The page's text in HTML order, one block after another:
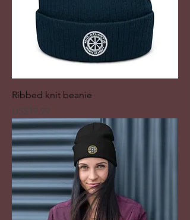
Ribbed knit beanie
ราคา
US$19.99